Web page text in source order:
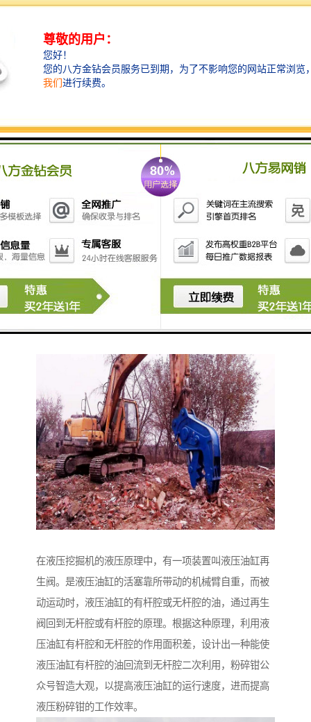
液压粉碎钳现在被广泛应用于拆迁行业。广泛应用于大
楼、厂房梁柱、民房等建筑拆除、钢筋回收、混凝土粉
碎。粉碎钳的工作效率是破碎锤的二至三倍，可以很好
的完成一系列作业，需要品质粉碎钳的联系公众号智造
大观。
在液压挖掘机的液压原理中，有一项装置叫液压油缸再
生阀。是液压油缸的活塞靠所带动的机械臂自重，而被
动运动时，液压油缸的有杆腔或无杆腔的油，通过再生
阀回到无杆腔或有杆腔的原理。根据这种原理，利用液
压油缸有杆腔和无杆腔的作用面积差，设计出一种能使
液压油缸有杆腔的油回流到无杆腔二次利用，粉碎钳公
众号智造大观，以提高液压油缸的运行速度，进而提高
液压粉碎钳的工作效率。